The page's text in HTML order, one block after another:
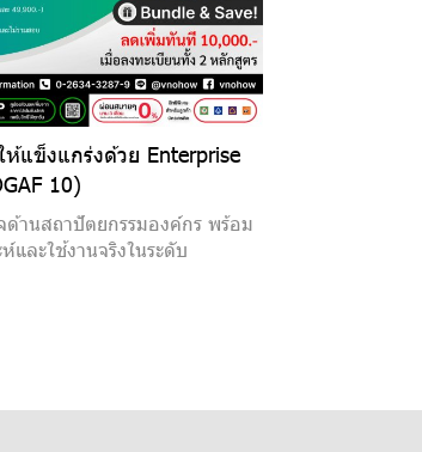
ห้แข็งแกร่งด้วย Enterprise
10)
ด้านสถาปัตยกรรมองค์กร พร้อม
และใช้งานจริงในระดับ